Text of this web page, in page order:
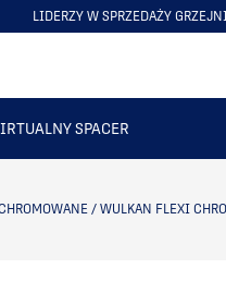
LIDERZY W SPRZEDAŻY
ITEM
SPACER
/ WULKAN FLEXI